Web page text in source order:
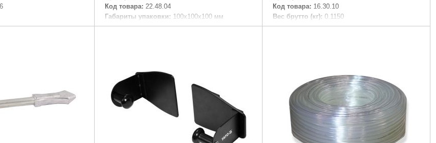
заточки
Код товара: 22.48.04
Габариты упаковки: 100x100x100 мм
Вес брутто: 490 г
Код товара: 16.30.10
Вес брутто (кг): 0.1150
Габариты упаковки: 260x101x60 мм